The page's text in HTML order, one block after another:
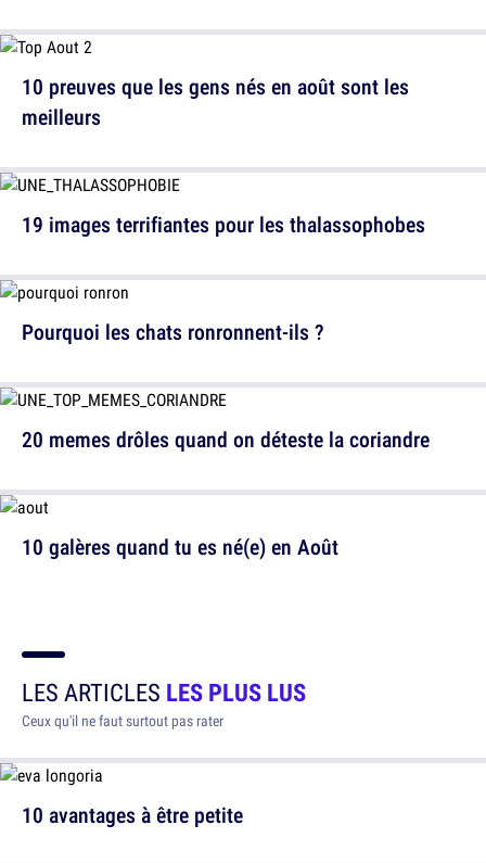
19 images terrifiantes pour les thalassophobes
20 memes drôles quand on déteste la coriandre
10 preuves que les gens nés en août sont les
meilleurs
Pourquoi les chats ronronnent-ils ?
10 galères quand tu es né(e) en Août
LES ARTICLES LES PLUS LUS
Ceux qu'il ne faut surtout pas rater
10 avantages à être petite